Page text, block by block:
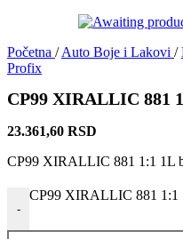
Početna / Auto Boje i Lakovi /
Profix
CP99 XIRALLIC 881
23.361,60 RSD
CP99 XIRALLIC 881 1:1 1L
-
CP99 XIRALLIC 881 1:1